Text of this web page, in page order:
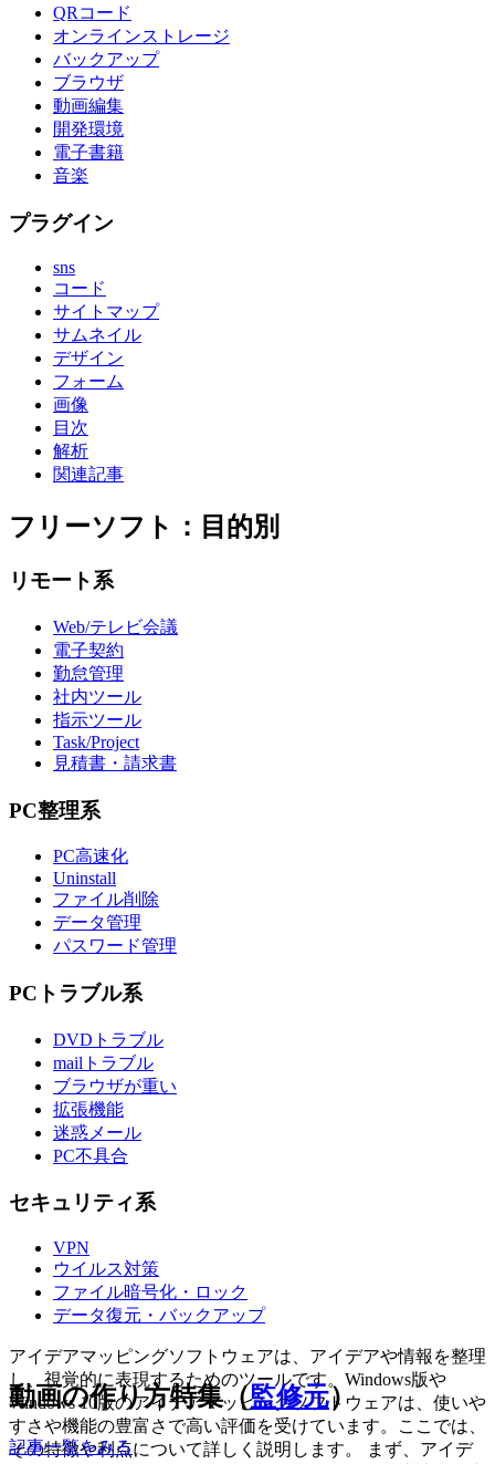
QRコード
オンラインストレージ
バックアップ
ブラウザ
動画編集
開発環境
電子書籍
音楽
プラグイン
sns
コード
サイトマップ
サムネイル
デザイン
フォーム
画像
目次
解析
関連記事
フリーソフト：目的別
リモート系
Web/テレビ会議
電子契約
勤怠管理
社内ツール
指示ツール
Task/Project
見積書・請求書
PC整理系
PC高速化
Uninstall
ファイル削除
データ管理
パスワード管理
PCトラブル系
DVDトラブル
mailトラブル
ブラウザが重い
拡張機能
迷惑メール
PC不具合
セキュリティ系
VPN
ウイルス対策
ファイル暗号化・ロック
データ復元・バックアップ
アイデアマッピングソフトウェアは、アイデアや情報を整理
し、視覚的に表現するためのツールです。Windows版や
Windows 10版のアイデアマッピングソフトウェアは、使いや
すさや機能の豊富さで高い評価を受けています。ここでは、
その特徴や利点について詳しく説明します。 まず、アイデ
動画の作り方特集（監修元）
記事一覧をみる